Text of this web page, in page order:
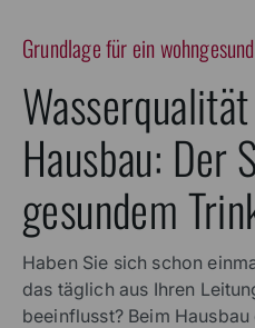
Grundlage für ein
Hausbau: Der
gesundem
Haben Sie sich schon
das täglich aus Ihren
beeinflusst? Beim